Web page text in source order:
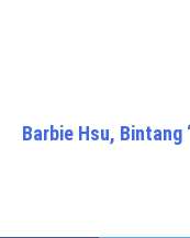
Barbie Hsu, Bintang